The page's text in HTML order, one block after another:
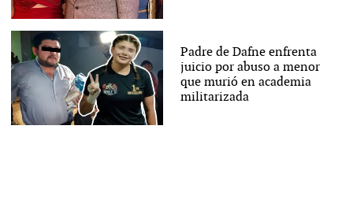
Padre de Dafne enfrenta
juicio por abuso a menor
que murió en academia
militarizada